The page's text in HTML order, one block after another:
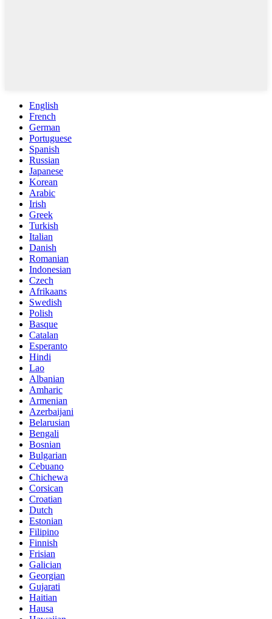
English
French
German
Portuguese
Spanish
Russian
Japanese
Korean
Arabic
Irish
Greek
Turkish
Italian
Danish
Romanian
Indonesian
Czech
Afrikaans
Swedish
Polish
Basque
Catalan
Esperanto
Hindi
Lao
Albanian
Amharic
Armenian
Azerbaijani
Belarusian
Bengali
Bosnian
Bulgarian
Cebuano
Chichewa
Corsican
Croatian
Dutch
Estonian
Filipino
Finnish
Frisian
Galician
Georgian
Gujarati
Haitian
Hausa